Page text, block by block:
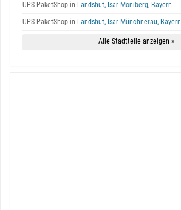
UPS PaketShop in Landshut, Isar Moniberg, Bayern
UPS PaketShop in Landshut, Isar Münchnerau, Bayern
Alle Stadtteile anzeigen »